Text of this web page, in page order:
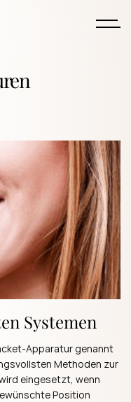
Systemen
Apparatur genannt
Methoden zur
eingesetzt, wenn
Position